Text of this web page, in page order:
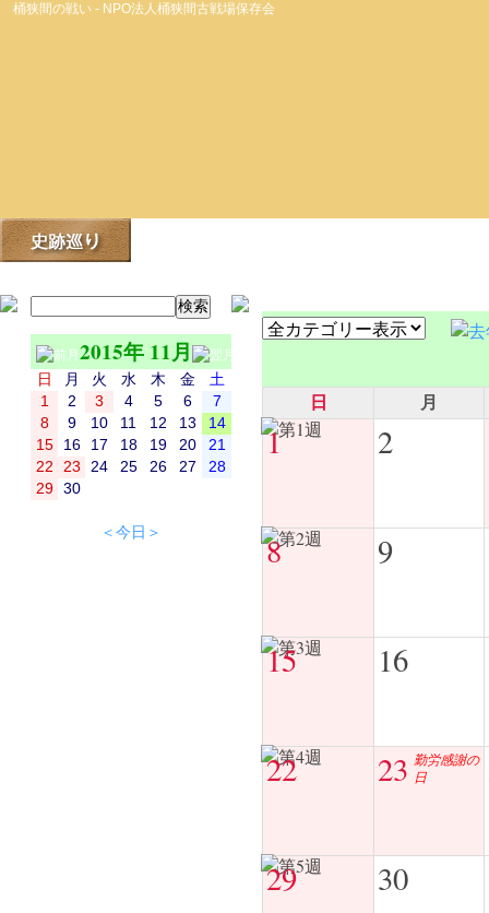
桶狭間の戦い - NPO法人桶狭間古戦場保存会
2015年 11月
日 月 火 水 木 金
土
1
2 3 4 5 6
7
8
9 10 11 12 13
14
15
16 17 18 19 20
21
22
23 24 25 26 27
28
29
30
＜今日＞
日 月
1 2
8 9
15 16
22 23 勤労感謝の
日
29 30